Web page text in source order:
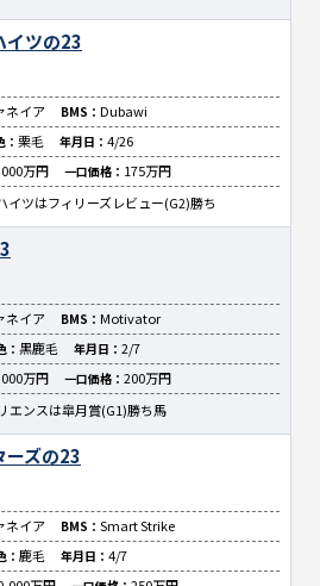
イツの23
ネイア BMS： Dubawi
： 栗毛 年月日： 4/26
万円 一口価格： 175万円
イツはフィリーズレビュー(G2)勝ち
ネイア BMS： Motivator
： 黒鹿毛 年月日： 2/7
万円 一口価格： 200万円
エンスは皐月賞(G1)勝ち馬
ーズの23
ネイア BMS： Smart Strike
： 鹿毛 年月日： 4/7